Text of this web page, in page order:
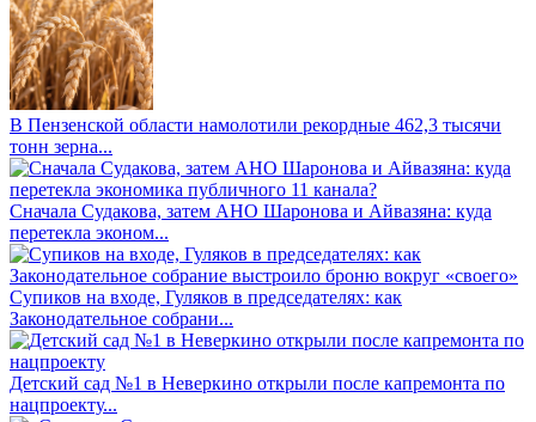
В Пензенской области намолотили рекордные 462,3 тысячи
тонн зерна...
Сначала Судакова, затем АНО Шаронова и Айвазяна: куда
перетекла эконом...
Супиков на входе, Гуляков в председателях: как
Законодательное собрани...
Детский сад №1 в Неверкино открыли после капремонта по
нацпроекту...